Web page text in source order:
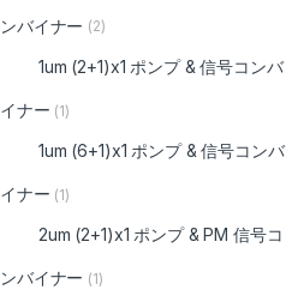
ンバイナー (2)
1um (2+1)x1 ポンプ & 信号コンバ
イナー (1)
1um (6+1)x1 ポンプ & 信号コンバ
イナー (1)
2um (2+1)x1 ポンプ & PM 信号コ
ンバイナー (1)